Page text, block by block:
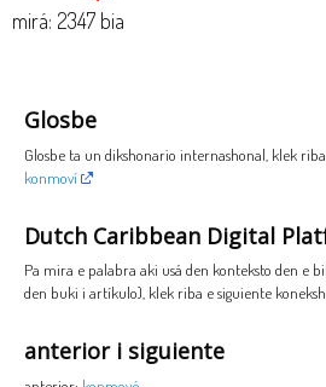
mirá: 2347 bia
Glosbe
Glosbe ta un dikshonario internashonal, klek
konmoví
Dutch Caribbean Digital
Pa mira e palabra aki usá den konteksto den e
den buki i artíkulo), klek riba e siguiente
anterior i siguiente